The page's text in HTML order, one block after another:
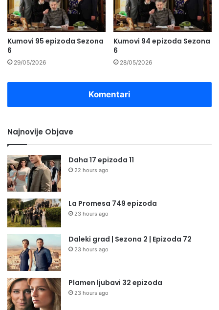
Kumovi 95 epizoda Sezona
6
29/05/2026
Kumovi 94 epizoda Sezona
6
28/05/2026
Komentari
Najnovije Objave
Daha 17 epizoda 11
22 hours ago
La Promesa 749 epizoda
23 hours ago
Daleki grad | Sezona 2 | Epizoda 72
23 hours ago
Plamen ljubavi 32 epizoda
23 hours ago